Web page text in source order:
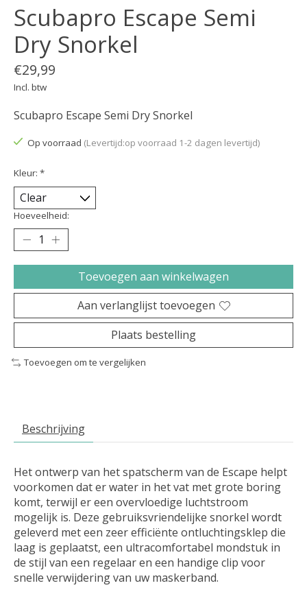
Scubapro Escape Semi
Dry Snorkel
€29,99
Incl. btw
Scubapro Escape Semi Dry Snorkel
Op voorraad (Levertijd:op voorraad 1-2 dagen levertijd)
Kleur: *
Hoeveelheid:
Toevoegen aan winkelwagen
Aan verlanglijst toevoegen
Plaats bestelling
Toevoegen om te vergelijken
Beschrijving
Het ontwerp van het spatscherm van de Escape helpt
voorkomen dat er water in het vat met grote boring
komt, terwijl er een overvloedige luchtstroom
mogelijk is. Deze gebruiksvriendelijke snorkel wordt
geleverd met een zeer efficiënte ontluchtingsklep die
laag is geplaatst, een ultracomfortabel mondstuk in
de stijl van een regelaar en een handige clip voor
snelle verwijdering van uw maskerband.